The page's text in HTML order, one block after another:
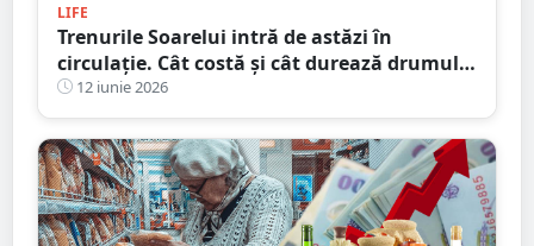
LIFE
Trenurile Soarelui intră de astăzi în
circulație. Cât costă și cât durează drumul
spre litoral de la Satu Mare
12 iunie 2026